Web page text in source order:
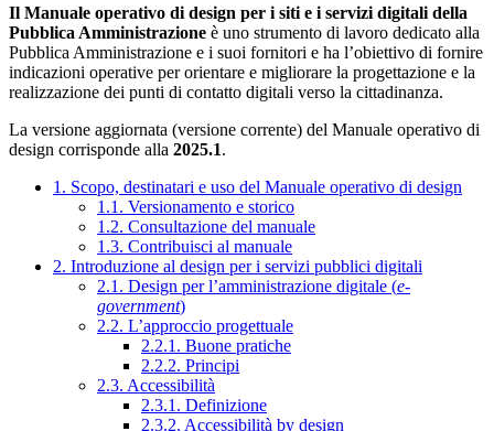
Il Manuale operativo di design per i siti e i servizi digitali della
Pubblica Amministrazione è uno strumento di lavoro dedicato alla
Pubblica Amministrazione e i suoi fornitori e ha l’obiettivo di fornire
indicazioni operative per orientare e migliorare la progettazione e la
realizzazione dei punti di contatto digitali verso la cittadinanza.
La versione aggiornata (versione corrente) del Manuale operativo di
design corrisponde alla 2025.1.
1. Scopo, destinatari e uso del Manuale operativo di design
1.1. Versionamento e storico
1.2. Consultazione del manuale
1.3. Contribuisci al manuale
2. Introduzione al design per i servizi pubblici digitali
2.1. Design per l’amministrazione digitale (e-
government)
2.2. L’approccio progettuale
2.2.1. Buone pratiche
2.2.2. Principi
2.3. Accessibilità
2.3.1. Definizione
2.3.2. Accessibilità by design